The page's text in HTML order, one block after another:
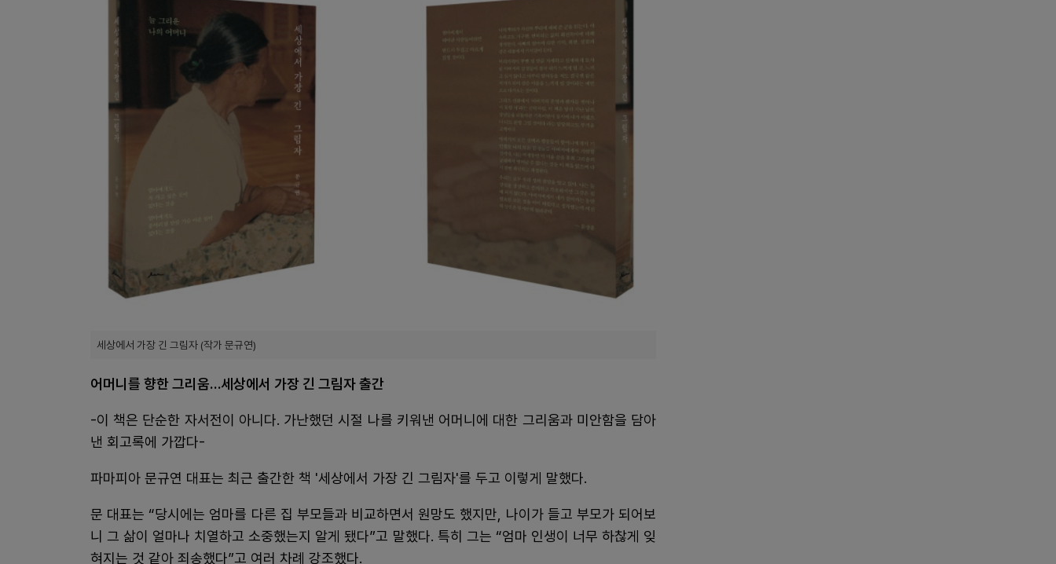
세상에서 가장 긴 그림자 (작가 문규연)
어머니를 향한 그리움…세상에서 가장 긴 그림자 출간
-이 책은 단순한 자서전이 아니다. 가난했던 시절 나를 키워낸 어머니에 대한 그리움과 미안함을 담아
낸 회고록에 가깝다-
파마피아 문규연 대표는 최근 출간한 책 '세상에서 가장 긴 그림자'를 두고 이렇게 말했다.
문 대표는 “당시에는 엄마를 다른 집 부모들과 비교하면서 원망도 했지만, 나이가 들고 부모가 되어보
니 그 삶이 얼마나 치열하고 소중했는지 알게 됐다”고 말했다. 특히 그는 “엄마 인생이 너무 하찮게 잊
혀지는 것 같아 죄송했다”고 여러 차례 강조했다.